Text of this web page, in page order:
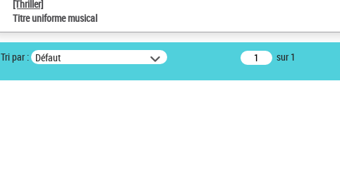
[Thriller]
Titre uniforme musical
Tri par : Défaut sur 1